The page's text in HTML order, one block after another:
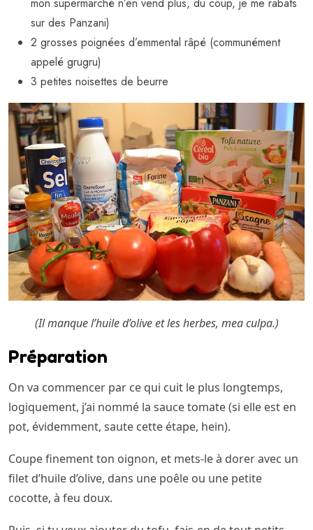
sur des Panzani)
2 grosses poignées d’emmental râpé (communément
appelé grugru)
3 petites noisettes de beurre
(Il manque l’huile d’olive et les herbes, mea culpa.)
Préparation
On va commencer par ce qui cuit le plus longtemps,
logiquement, j’ai nommé la sauce tomate (si elle est en
pot, évidemment, saute cette étape, hein).
Coupe finement ton oignon, et mets-le à dorer avec un
filet d’huile d’olive, dans une poêle ou une petite
cocotte, à feu doux.